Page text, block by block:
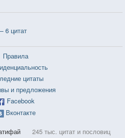
цитат
Правила
цитаты
и предложения
Facebook
Вконтакте
245 тыс. цитат и пословиц